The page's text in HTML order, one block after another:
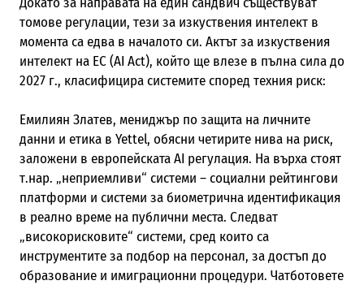
томове регулации, тези за изкуствения интелект в
момента са едва в началото си. Актът за изкуствения
интелект на ЕС (AI Act), който ще влезе в пълна сила до
2027 г., класифицира системите според техния риск:
Емилиян Златев, мениджър по защита на личните
данни и етика в Yettel, обясни четирите нива на риск,
заложени в европейската AI регулация. На върха стоят
т.нар. „неприемливи“ системи – социални рейтингови
платформи и системи за биометрична идентификация
в реално време на публични места. Следват
„високорисковите“ системи, сред които са
инструментите за подбор на персонал, за достъп до
образование и имиграционни процедури. Чатботовете